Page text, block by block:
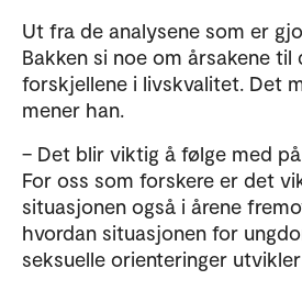
Ut fra de analysene som er
Bakken si noe om årsakene
forskjellene i livskvalitet. Det
mener han.
– Det blir viktig å følge med
For oss som forskere er det
situasjonen også i årene
hvordan situasjonen for
seksuelle orienteringer